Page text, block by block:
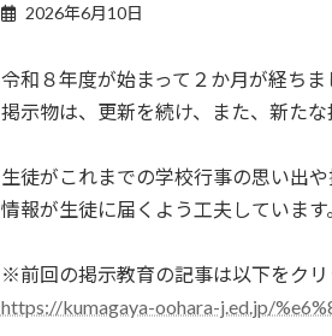
2026年6月10日
令和８年度が始まって２か月が経ちま
掲示物は、更新を続け、また、新たな
生徒がこれまでの学校行事の思い出
情報が生徒に届くよう工夫しています
※前回の掲示教育の記事は以下をクリ
https://kumagaya-oohara-j.ed.jp/